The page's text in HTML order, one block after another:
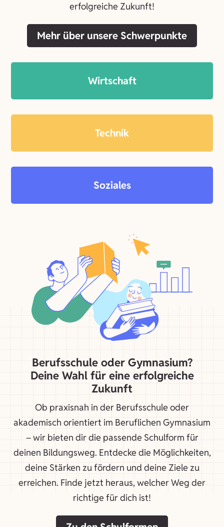
erfolgreiche Zukunft!
Mehr über unsere Schwerpunkte
Wirtschaft
Technik
Soziales
Berufsschule oder Gymnasium?
Deine Wahl für eine erfolgreiche
Zukunft
Ob praxisnah in der Berufsschule oder
akademisch orientiert im Beruflichen Gymnasium
– wir bieten dir die passende Schulform für
deinen Bildungsweg. Entdecke die Möglichkeiten,
deine Stärken zu fördern und deine Ziele zu
erreichen. Finde jetzt heraus, welcher Weg der
richtige für dich ist!